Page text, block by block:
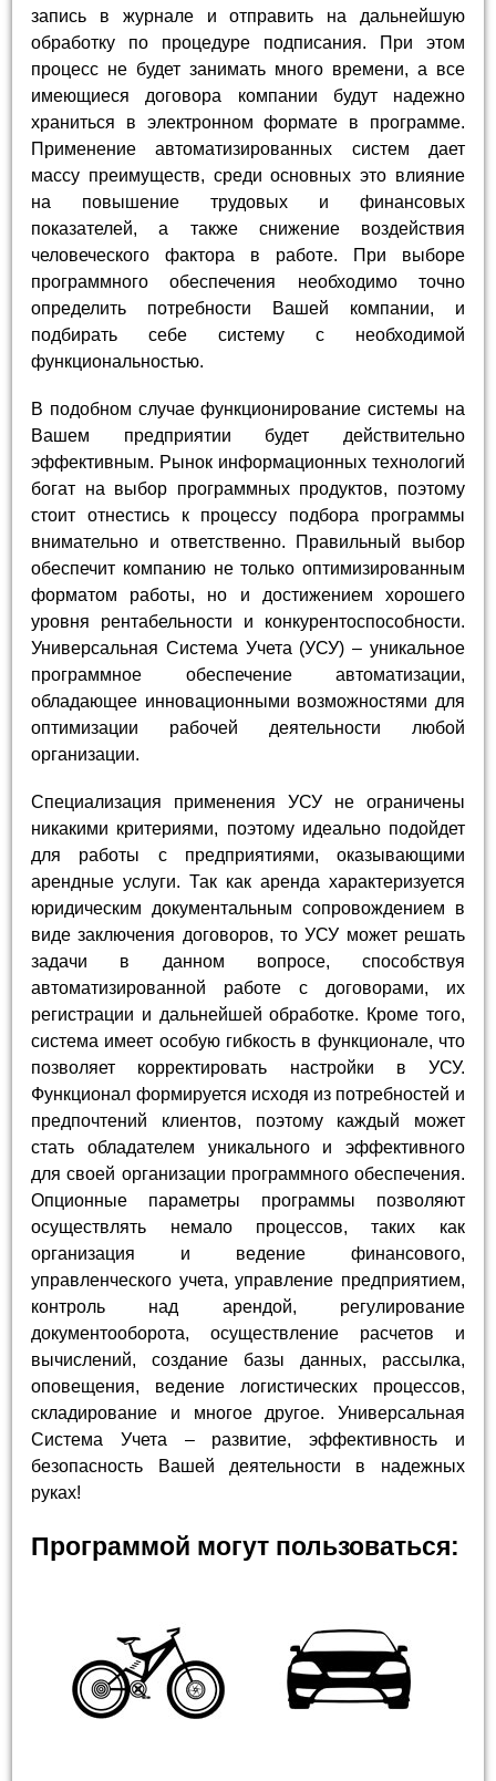
запись в журнале и отправить на дальнейшую
обработку по процедуре подписания. При этом
процесс не будет занимать много времени, а все
имеющиеся договора компании будут надежно
храниться в электронном формате в программе.
Применение автоматизированных систем дает
массу преимуществ, среди основных это влияние
на повышение трудовых и финансовых
показателей, а также снижение воздействия
человеческого фактора в работе. При выборе
программного обеспечения необходимо точно
определить потребности Вашей компании, и
подбирать себе систему с необходимой
функциональностью.
В подобном случае функционирование системы на
Вашем предприятии будет действительно
эффективным. Рынок информационных технологий
богат на выбор программных продуктов, поэтому
стоит отнестись к процессу подбора программы
внимательно и ответственно. Правильный выбор
обеспечит компанию не только оптимизированным
форматом работы, но и достижением хорошего
уровня рентабельности и конкурентоспособности.
Универсальная Система Учета (УСУ) – уникальное
программное обеспечение автоматизации,
обладающее инновационными возможностями для
оптимизации рабочей деятельности любой
организации.
Специализация применения УСУ не ограничены
никакими критериями, поэтому идеально подойдет
для работы с предприятиями, оказывающими
арендные услуги. Так как аренда характеризуется
юридическим документальным сопровождением в
виде заключения договоров, то УСУ может решать
задачи в данном вопросе, способствуя
автоматизированной работе с договорами, их
регистрации и дальнейшей обработке. Кроме того,
система имеет особую гибкость в функционале, что
позволяет корректировать настройки в УСУ.
Функционал формируется исходя из потребностей и
предпочтений клиентов, поэтому каждый может
стать обладателем уникального и эффективного
для своей организации программного обеспечения.
Опционные параметры программы позволяют
осуществлять немало процессов, таких как
организация и ведение финансового,
управленческого учета, управление предприятием,
контроль над арендой, регулирование
документооборота, осуществление расчетов и
вычислений, создание базы данных, рассылка,
оповещения, ведение логистических процессов,
складирование и многое другое. Универсальная
Система Учета – развитие, эффективность и
безопасность Вашей деятельности в надежных
руках!
Программой могут пользоваться: